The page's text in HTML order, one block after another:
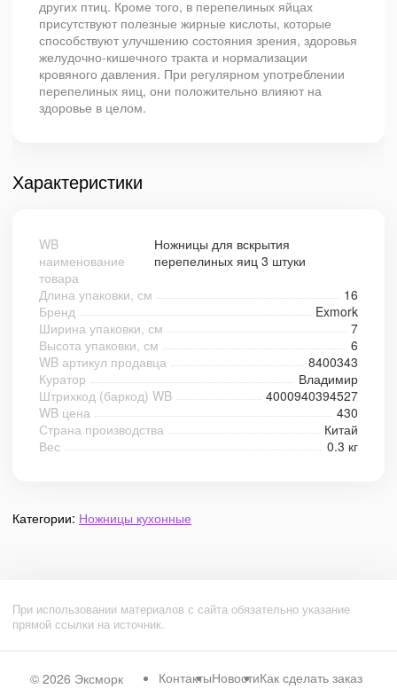
других птиц. Кроме того, в перепелиных яйцах
присутствуют полезные жирные кислоты, которые
способствуют улучшению состояния зрения, здоровья
желудочно-кишечного тракта и нормализации
кровяного давления. При регулярном употреблении
перепелиных яиц, они положительно влияют на
здоровье в целом.
Характеристики
WB
наименование
товара
Ножницы для вскрытия
перепелиных яиц 3 штуки
Длина упаковки, см
16
Бренд
Exmork
Ширина упаковки, см
7
Высота упаковки, см
6
WB артикул продавца
8400343
Куратор
Владимир
Штрихкод (баркод) WB
4000940394527
WB цена
430
Страна производства
Китай
Вес
0.3 кг
Категории: Ножницы кухонные
При использовании материалов с сайта обязательно указание
прямой ссылки на источник.
© 2026 Эксморк КонтактыНовостиКак сделать заказ